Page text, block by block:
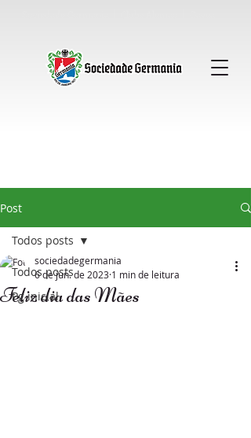
Post
Todos posts
Pg inicial
Todos posts
Feliz dia das Mães
sociedadegermania
6 de jun. de 2023 1 min de leitura